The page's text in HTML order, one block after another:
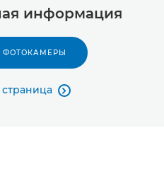
информация
ФОТОКАМЕРЫ
